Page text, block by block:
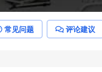
常见问题 评论建议